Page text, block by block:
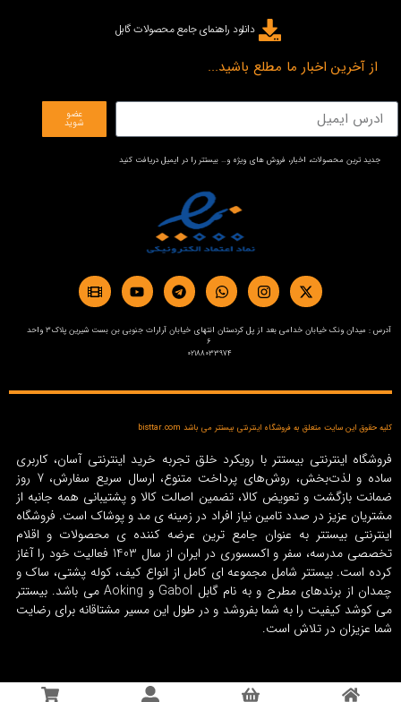
دانلود راهنمای جامع محصولات گابل
از آخرین اخبار ما مطلع باشید...
عضو
شوید
جدید ترین محصولات، اخبار، فروش های ویژه و… بیستتر را در ایمیل دریافت کنید
آدرس : میدان ونک خیابان خدامی بعد از پل کردستان انتهای خیابان آرارات جنوبی بن بست شیرین پلاک3 واحد
6
02188033974
کلیه حقوق این سایت متعلق به فروشگاه اینترنتی بیستتر می باشد bisttar.com
فروشگاه اینترنتی بیستتر با رویکرد خلق تجربه خرید اینترنتی آسان، کاربری
ساده و لذت‌بخش، روش‌های پرداخت متنوع، ارسال سریع سفارش، 7 روز
ضمانت بازگشت و تعویض کالا، تضمین اصالت کالا و پشتیبانی همه جانبه از
مشتریان عزیز در صدد تامین نیاز افراد در زمینه‌ ی مد و پوشاک است. فروشگاه
اینترنتی بیستتر به عنوان جامع ترین عرضه کننده ی محصولات و اقلام
تخصصی مدرسه، سفر و اکسسوری در ایران از سال 1403 فعالیت خود را آغاز
کرده است. بیستتر شامل مجموعه ای کامل از انواع کیف، کوله پشتی، ساک و
چمدان از برندهای مطرح و به نام گابل Gabol و Aoking می باشد. بیستتر
می کوشد کیفیت را به شما بفروشد و در طول این مسیر مشتاقانه برای رضایت
شما عزیزان در تلاش است.